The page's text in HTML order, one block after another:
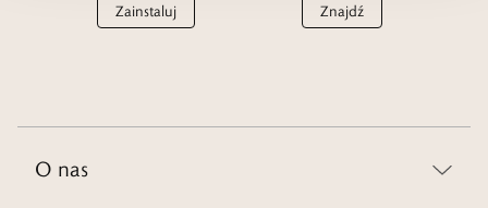
Zainstaluj Znajdź
O nas